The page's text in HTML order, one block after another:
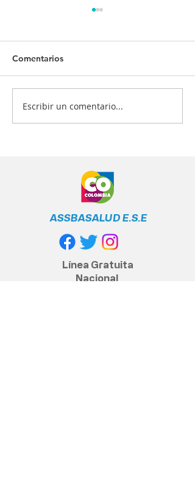
¡Tu salud es nuestra
prioridad! 💙💉
Comentarios
Escribir un comentario...
ASSBASALUD E.S.E
Línea Gratuita
Nacional